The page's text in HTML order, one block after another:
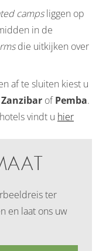
campsliggen op
in de
die uitkijken over
af te sluiten kiest u
Zanzibar ofPemba.
vindt u hier
ter
en laat ons uw